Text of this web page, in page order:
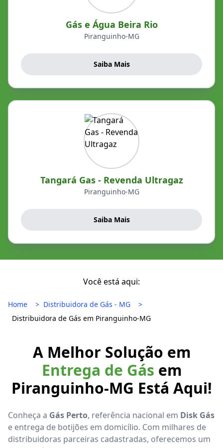
Gás e Água Beira Rio
Piranguinho-MG
Saiba Mais
Tangará Gas - Revenda Ultragaz
Piranguinho-MG
Saiba Mais
Você está aqui:
Home
Distribuidora de Gás - MG
Distribuidora de Gás em Piranguinho-MG
A Melhor Solução em
Entrega de Gás em
Piranguinho-MG Está Aqui!
Conheça a Gás Perto, referência nacional em Disk Gás
e entrega de botijões em domicílio. Com milhares de
distribuidoras parceiras cadastradas, oferecemos um